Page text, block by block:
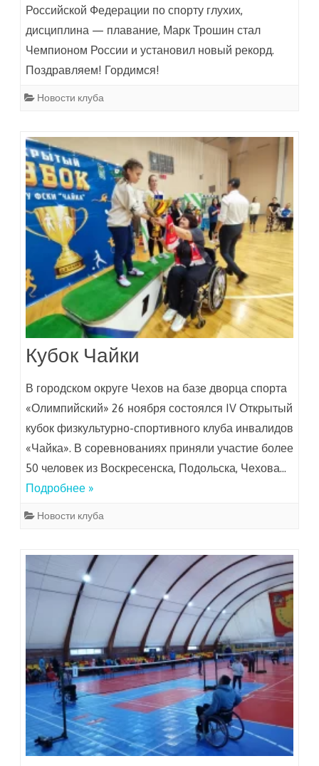
Российской Федерации по спорту глухих,
дисциплина — плавание, Марк Трошин стал
Чемпионом России и установил новый рекорд.
Поздравляем! Гордимся!
Новости клуба
Кубок Чайки
В городском округе Чехов на базе дворца спорта
«Олимпийский» 26 ноября состоялся IV Открытый
кубок физкультурно-спортивного клуба инвалидов
«Чайка». В соревнованиях приняли участие более
50 человек из Воскресенска, Подольска, Чехова…
Подробнее »
Новости клуба